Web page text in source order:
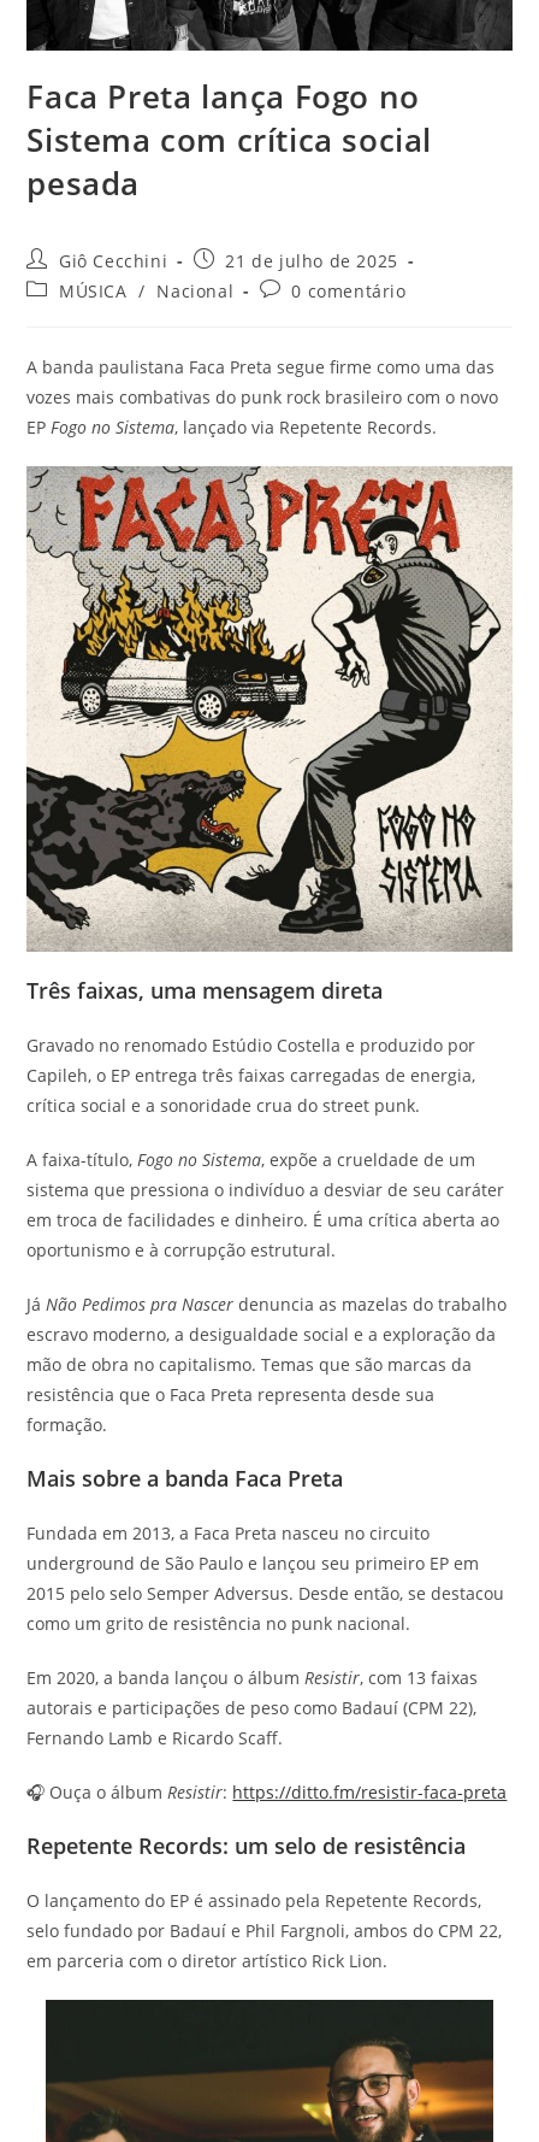
Faca Preta lança Fogo no
Sistema com crítica social
pesada
Autor
do
post:
Giô Cecchini
Post
publicado:
21 de julho de 2025
Categoria
MÚSICA / Nacional
Comentários
0 comentário
A banda paulistana Faca Preta segue firme como uma das
vozes mais combativas do punk rock brasileiro com o novo
EP Fogo no Sistema, lançado via Repetente Records.
Três faixas, uma mensagem direta
Gravado no renomado Estúdio Costella e produzido por
Capileh, o EP entrega três faixas carregadas de energia,
crítica social e a sonoridade crua do street punk.
A faixa-título,Fogo no Sistema, expõe a crueldade de um
sistema que pressiona o indivíduo a desviar de seu caráter
em troca de facilidades e dinheiro. É uma crítica aberta ao
oportunismo e à corrupção estrutural.
JáNão Pedimos pra Nascer denuncia as mazelas do trabalho
escravo moderno, a desigualdade social e a exploração da
mão de obra no capitalismo. Temas que são marcas da
resistência que o Faca Preta representa desde sua
formação.
Mais sobre a banda Faca Preta
Fundada em 2013, a Faca Preta nasceu no circuito
underground de São Paulo e lançou seu primeiro EP em
2015 pelo selo Semper Adversus. Desde então, se destacou
como um grito de resistência no punk nacional.
Em 2020, a banda lançou o álbumResistir, com 13 faixas
autorais e participações de peso como Badauí (CPM 22),
Fernando Lamb e Ricardo Scaff.
🎧 Ouça o álbumResistir: https://ditto.fm/resistir-faca-preta
Repetente Records: um selo de resistência
O lançamento do EP é assinado pela Repetente Records,
selo fundado por Badauí e Phil Fargnoli, ambos do CPM 22,
em parceria com o diretor artístico Rick Lion.